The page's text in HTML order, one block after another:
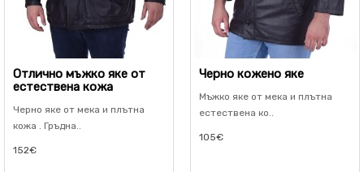
Отлично мъжко яке от
естествена кожа
Черно яке от мека и плътна
кожа . Гръдна..
152€
Черно кожено яке
Мъжко яке от мека и плътна
естествена ко..
105€